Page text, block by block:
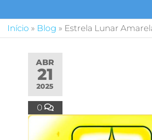
Início » Blog » Estrela Lunar
ABR
21
2025
0